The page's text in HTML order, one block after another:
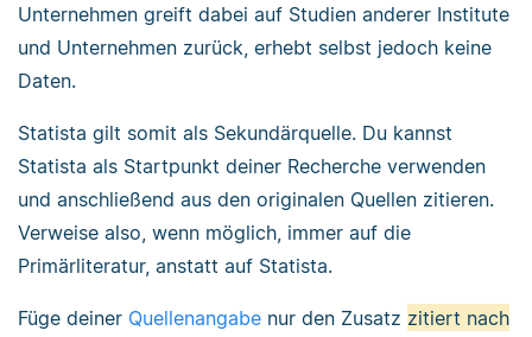
Unternehmen greift dabei auf Studien anderer Institute
und Unternehmen zurück, erhebt selbst jedoch keine
Daten.
Statista gilt somit als Sekundärquelle. Du kannst
Statista als Startpunkt deiner Recherche verwenden
und anschließend aus den originalen Quellen zitieren.
Verweise also, wenn möglich, immer auf die
Primärliteratur, anstatt auf Statista.
Füge deiner Quellenangabe nur den Zusatz zitiert nach